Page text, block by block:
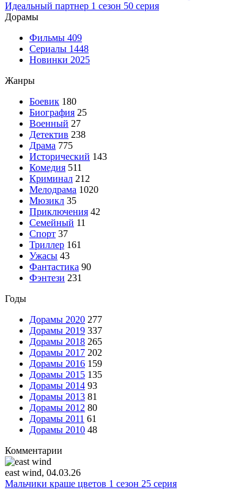
Идеальный партнер 1 сезон 50 серия
Дорамы
Фильмы 409
Сериалы 1448
Новинки 2025
Жанры
Боевик 180
Биография 25
Военный 27
Детектив 238
Драма 775
Исторический 143
Комедия 511
Криминал 212
Мелодрама 1020
Мюзикл 35
Приключения 42
Семейный 11
Спорт 37
Триллер 161
Ужасы 43
Фантастика 90
Фэнтези 231
Годы
Дорамы 2020 277
Дорамы 2019 337
Дорамы 2018 265
Дорамы 2017 202
Дорамы 2016 159
Дорамы 2015 135
Дорамы 2014 93
Дорамы 2013 81
Дорамы 2012 80
Дорамы 2011 61
Дорамы 2010 48
Комментарии
east wind, 04.03.26
Мальчики краше цветов 1 сезон 25 серия